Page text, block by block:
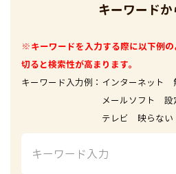
キーワード
※キーワードを入力する際に以下例
切ると検索性が高まります。
キーワード入力例：インターネッ
メールソフト 設
テレビ 映らない